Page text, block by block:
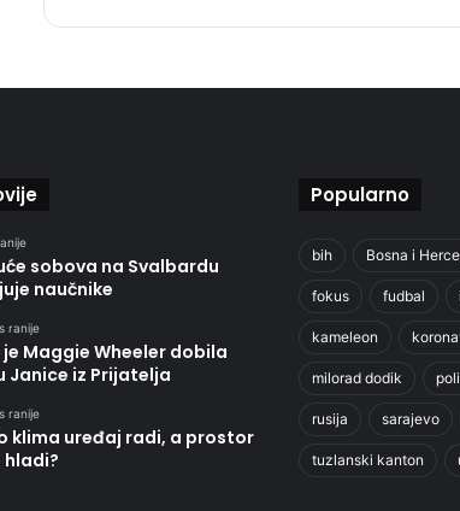
sobova na Svalbardu
naučnike
ranije
je Maggie Wheeler dobila
Janice iz Prijatelja
ranije
klima uređaj radi, a prostor
hladi?
Popularno
bih Bosna i
fokus fudbal
kameleon
milorad dodik
rusija sarajevo
tuzlanski kanton